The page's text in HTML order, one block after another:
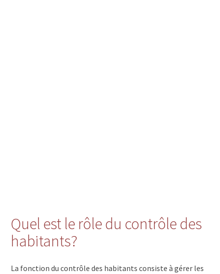
Quel est le rôle du contrôle des
habitants?
La fonction du contrôle des habitants consiste à gérer les